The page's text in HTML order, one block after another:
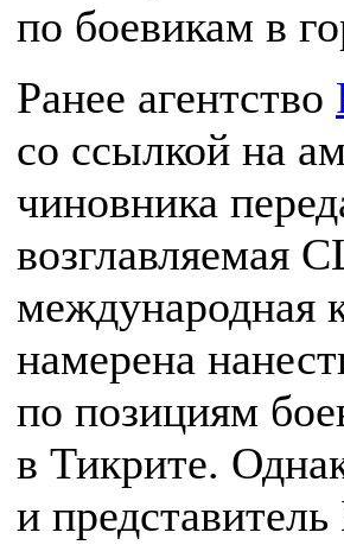
по боевикам в
Ранее агентство
со ссылкой на
чиновника
возглавляемая
международная
намерена
по позициям
в Тикрите.
и